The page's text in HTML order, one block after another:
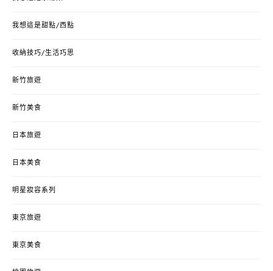
我想這是甜點/西點
收納技巧/生活巧思
新竹旅遊
新竹美食
日本旅遊
日本美食
明星妝容系列
東京旅遊
東京美食